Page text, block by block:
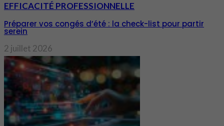
EFFICACITÉ PROFESSIONNELLE
Préparer vos congés d’été : la check-list pour partir
serein
2 juillet 2026